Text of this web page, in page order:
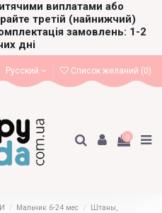
виплатами або
третій (найнижчий)
замовлень: 1-2
дні
Русский Список желаний (0)
0
Мальчик 6-24 мес
Штаны,